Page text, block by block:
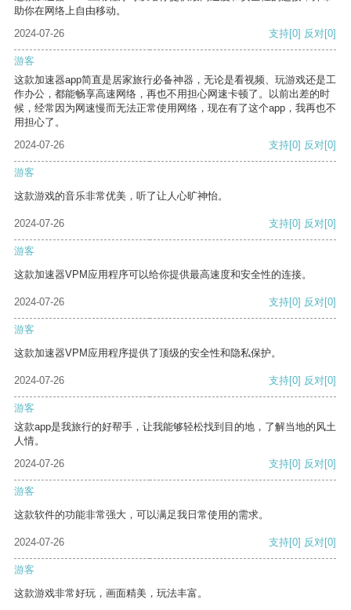
助你在网络上自由移动。
2024-07-26
支持[0] 反对[0]
游客
这款加速器app简直是居家旅行必备神器，无论是看视频、玩游戏还是工
作办公，都能畅享高速网络，再也不用担心网速卡顿了。以前出差的时
候，经常因为网速慢而无法正常使用网络，现在有了这个app，我再也不
用担心了。
2024-07-26
支持[0] 反对[0]
游客
这款游戏的音乐非常优美，听了让人心旷神怡。
2024-07-26 支持[0] 反对[0]
游客
这款加速器VPM应用程序可以给你提供最高速度和安全性的连接。
2024-07-26 支持[0] 反对[0]
游客
这款加速器VPM应用程序提供了顶级的安全性和隐私保护。
2024-07-26 支持[0] 反对[0]
游客
这款app是我旅行的好帮手，让我能够轻松找到目的地，了解当地的风土
人情。
2024-07-26
支持[0] 反对[0]
游客
这款软件的功能非常强大，可以满足我日常使用的需求。
2024-07-26 支持[0] 反对[0]
游客
这款游戏非常好玩，画面精美，玩法丰富。